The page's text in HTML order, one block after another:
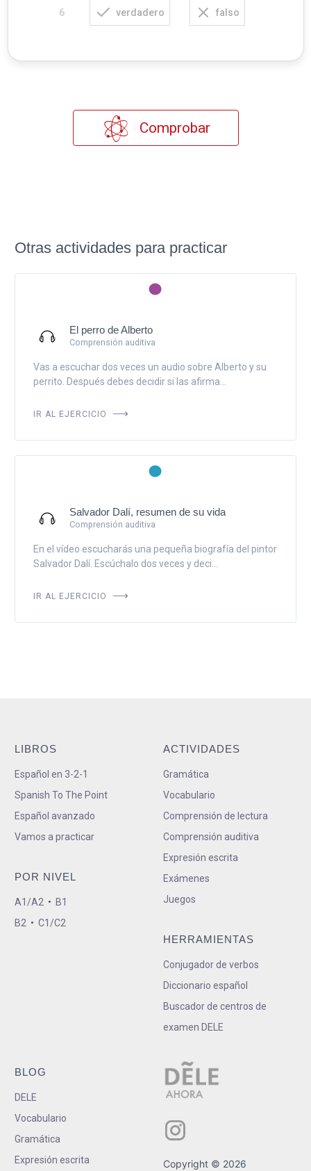
6 verdadero falso
Comprobar
Otras actividades para practicar
El perro de Alberto
Comprensión auditiva
Vas a escuchar dos veces un audio sobre Alberto y su
perrito. Después debes decidir si las afirma...
IR AL EJERCICIO
Salvador Dalí, resumen de su vida
Comprensión auditiva
En el vídeo escucharás una pequeña biografía del pintor
Salvador Dalí. Escúchalo dos veces y deci...
IR AL EJERCICIO
LIBROS
Español en 3-2-1
Spanish To The Point
Español avanzado
Vamos a practicar
POR NIVEL
A1/A2 • B1
B2 • C1/C2
ACTIVIDADES
Gramática
Vocabulario
Comprensión de lectura
Comprensión auditiva
Expresión escrita
Exámenes
Juegos
HERRAMIENTAS
Conjugador de verbos
Diccionario español
Buscador de centros de
examen DELE
BLOG
DELE
Vocabulario
Gramática
Expresión escrita
Copyright © 2026